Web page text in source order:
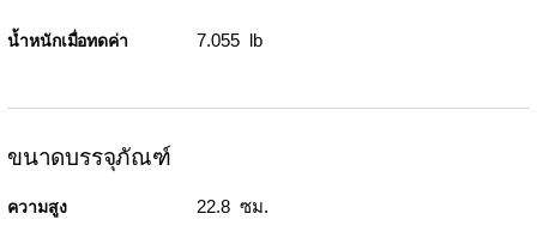
น้ำหนักเมื่อทดค่า 7.055 lb
ขนาดบรรจุภัณฑ์
ความสูง 22.8 ซม.